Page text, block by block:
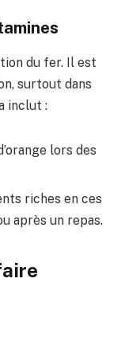
du fer. Il est
surtout dans
inclut :
lors des
riches en ces
après un repas.